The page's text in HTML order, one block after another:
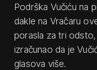
Podrška Vučiću na
dakle na Vračaru
porasla za tri
izračunao da je
glasova više.